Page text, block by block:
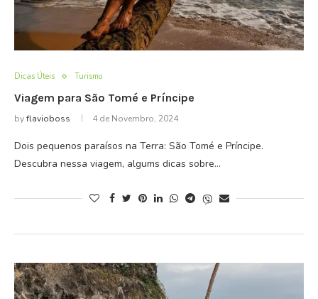
Dicas Úteis Turismo
Viagem para São Tomé e Príncipe
byflavioboss 4 de Novembro, 2024
Dois pequenos paraísos na Terra: São Tomé e Príncipe.
Descubra nessa viagem, algums dicas sobre…